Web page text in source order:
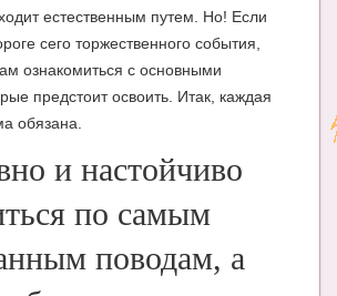
беременных
естественным путем. Но! Если
сего торжественного события,
ознакомиться с основными
предстоит освоить. Итак, каждая
обязана.
и настойчиво
по самым
поводам, а